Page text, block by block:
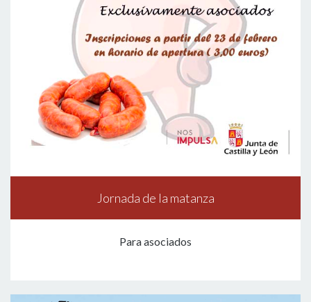
Jornada de la matanza
Para asociados